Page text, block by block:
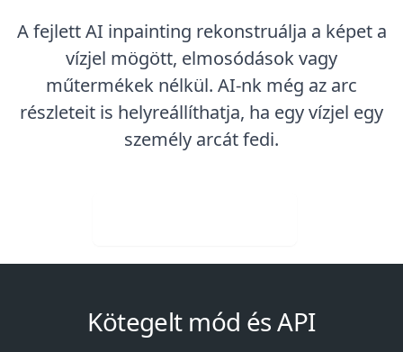
A fejlett AI inpainting rekonstruálja a képet a
vízjel mögött, elmosódások vagy
műtermékek nélkül. AI-nk még az arc
részleteit is helyreállíthatja, ha egy vízjel egy
személy arcát fedi.
Kötegelt mód és API